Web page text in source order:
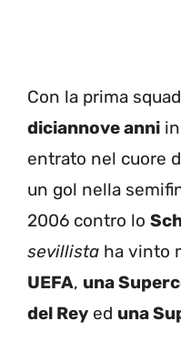
Con la prima
diciannove anni
entrato nel cuore
un gol nella
2006 contro lo
sevillista ha vinto
UEFA, una
del Rey ed una